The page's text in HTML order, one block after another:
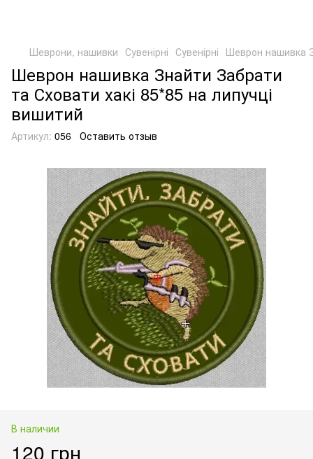
Шеврони, нашивки Сувенірні Сувенірні Шеврон нашивка
Шеврон нашивка Знайти Забрати
та Сховати хакі 85*85 на липучці
вишитий
Артикул: 056 Оставить отзыв
В наличии
120 грн